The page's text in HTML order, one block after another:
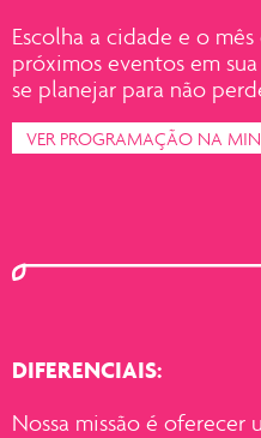
Escolha a cidade e o
próximos eventos em
se planejar para não
VER PROGRAMAÇÃO NA
DIFERENCIAIS:
Nossa missão é oferecer